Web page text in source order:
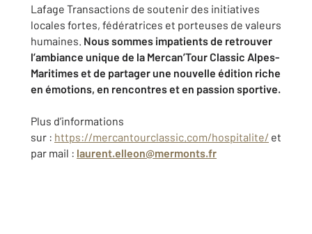
Lafage Transactions de soutenir des initiatives
locales fortes, fédératrices et porteuses de valeurs
humaines. Nous sommes impatients de retrouver
l’ambiance unique de la Mercan’Tour Classic Alpes-
Maritimes et de partager une nouvelle édition riche
en émotions, en rencontres et en passion sportive.
Plus d’informations
sur : https://mercantourclassic.com/hospitalite/ et
par mail : laurent.elleon@mermonts.fr